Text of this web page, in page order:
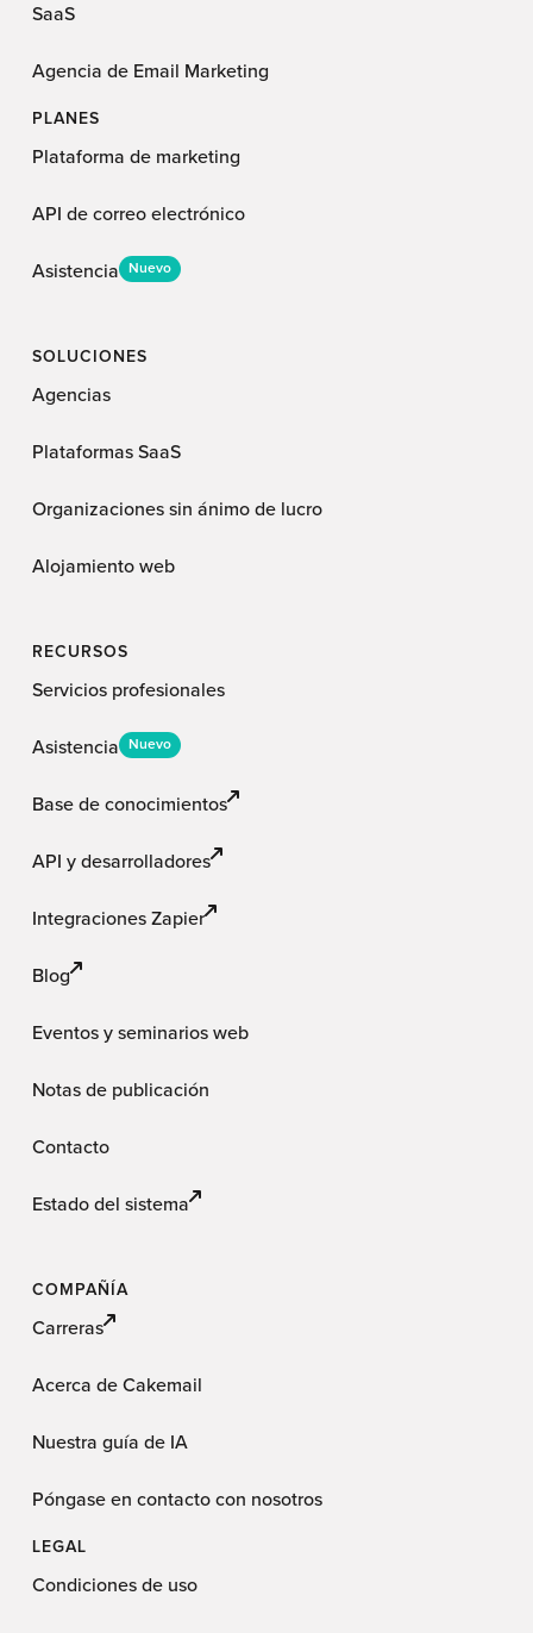
SaaS
Agencia de Email Marketing
PLANES
Plataforma de marketing
API de correo electrónico
Asistencia Nuevo
SOLUCIONES
Agencias
Plataformas SaaS
Organizaciones sin ánimo de lucro
Alojamiento web
RECURSOS
Servicios profesionales
Asistencia Nuevo
Base de conocimientos
API y desarrolladores
Integraciones Zapier
Blog
Eventos y seminarios web
Notas de publicación
Contacto
Estado del sistema
COMPAÑÍA
Carreras
Acerca de Cakemail
Nuestra guía de IA
Póngase en contacto con nosotros
LEGAL
Condiciones de uso